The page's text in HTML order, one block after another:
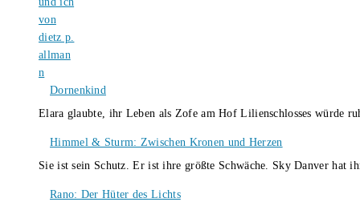
Dornenkind
Elara glaubte, ihr Leben als Zofe am Hof Lilienschlosses würde
Himmel & Sturm: Zwischen Kronen und Herzen
Sie ist sein Schutz. Er ist ihre größte Schwäche. Sky Danver
Rano: Der Hüter des Lichts